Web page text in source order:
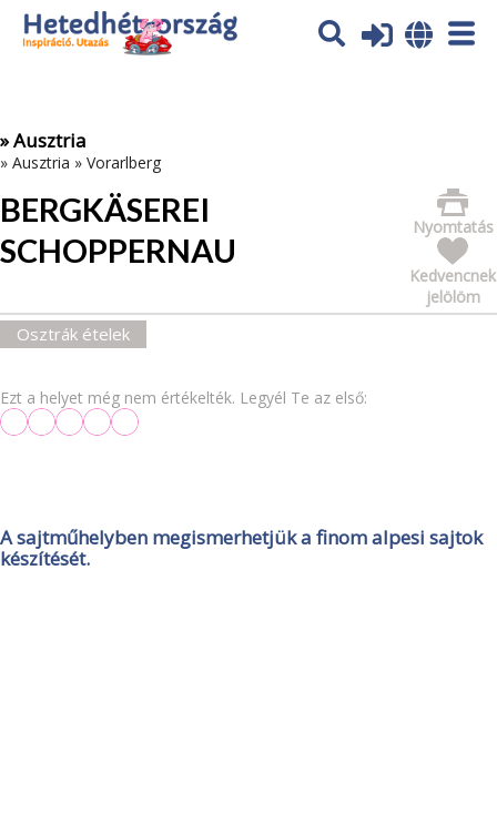
Az oldal sütiket (cookies) használ. További tájékoztatás itt:
Adatvédelmi tájékoztató
» Ausztria
» Ausztria » Vorarlberg
BERGKÄSEREI
SCHOPPERNAU
Nyomtatás
Kedvencnek
jelölöm
Osztrák ételek
Ezt a helyet még nem értékelték. Legyél Te az első:
A sajtműhelyben megismerhetjük a finom alpesi sajtok
készítését.